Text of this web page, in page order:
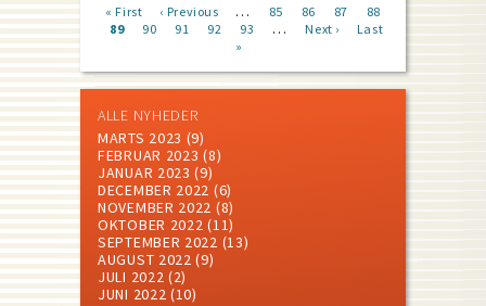
Pagination
First
page
« First
Previous
page
‹ Previous … Page
85 Page
86 Page
87 Page
88
Current
89 Page
90 Page
91 Page
92 Page
93 …
Next
Next ›
Last
Last
»
ALLE NYHEDER
MARTS 2023 (9)
FEBRUAR 2023 (8)
JANUAR 2023 (9)
DECEMBER 2022 (6)
NOVEMBER 2022 (8)
OKTOBER 2022 (11)
SEPTEMBER 2022 (13)
AUGUST 2022 (9)
JULI 2022 (2)
JUNI 2022 (10)